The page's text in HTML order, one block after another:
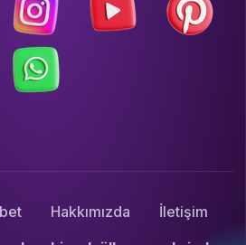
Hakkımızda
İletişim